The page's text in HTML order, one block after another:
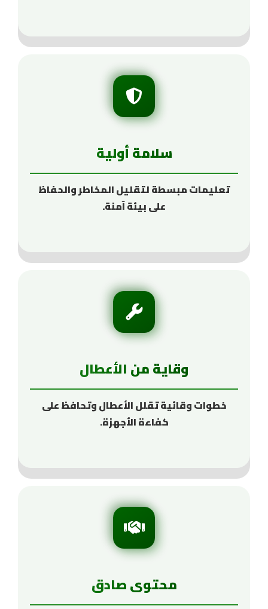
سلامة أولية
تعليمات مبسطة لتقليل المخاطر والحفاظ
على بيئة آمنة.
وقاية من الأعطال
خطوات وقائية تقلل الأعطال وتحافظ على
كفاءة الأجهزة.
محتوى صادق